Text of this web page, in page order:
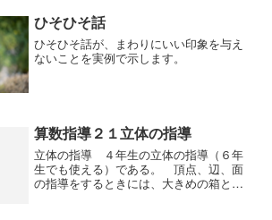
ひそひそ話
ひそひそ話が、まわりにいい印象を与え
ないことを実例で示します。
算数指導２１立体の指導
立体の指導 ４年生の立体の指導（６年
生でも使える）である。 頂点、辺、面
の指導をするときには、大きめの箱と教